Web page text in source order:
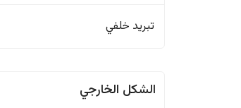
تبريد خلفي
الشكل الخارجي